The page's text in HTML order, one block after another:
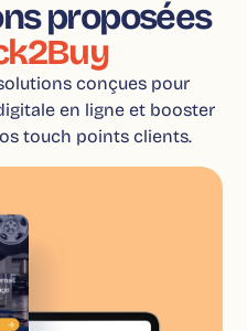
proposées
conçues pour
en ligne et booster
touch points clients.